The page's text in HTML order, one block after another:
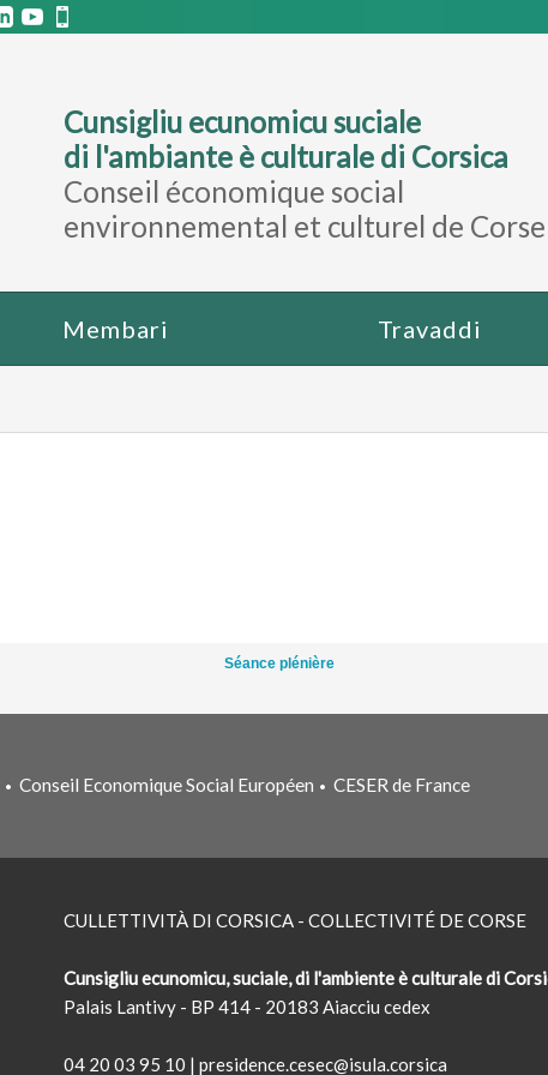
Cunsigliu ecunomicu suciale
di l'ambiante è culturale di Corsica
Conseil économique social
environnemental et culturel de Corse
Membari Travaddi
Séance plénière
• Conseil Economique Social Européen • CESER de France
CULLETTIVITÀ DI CORSICA - COLLECTIVITÉ DE CORSE
Cunsigliu ecunomicu, suciale, di l'ambiente è culturale di
Palais Lantivy - BP 414 - 20183 Aiacciu cedex
04 20 03 95 10 | presidence.cesec@isula.corsica